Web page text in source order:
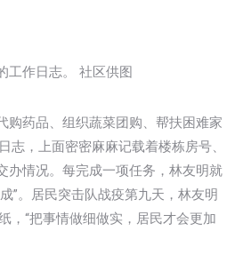
工作日志。 社区供图
购药品、组织蔬菜团购、帮扶困难家
志，上面密密麻麻记载着楼栋房号、
办情况。每完成一项任务，林友明就
”。居民突击队战疫第九天，林友明
，“把事情做细做实，居民才会更加